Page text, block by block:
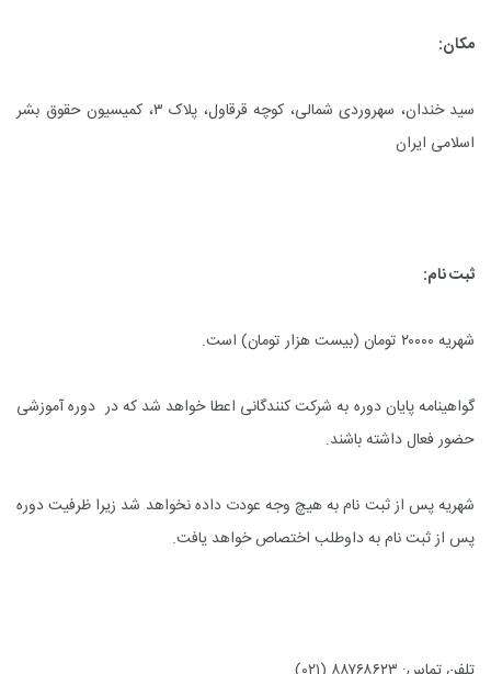
مکان:
سید خندان، سهروردی شمالی، کوچه قرقاول، پلاک ۳، کمیسیون حقوق بشر
اسلامی ایران
ثبت نام:
شهریه ۲۰۰۰۰ تومان (بیست هزار تومان) است.
گواهینامه پایان دوره به شرکت کنندگانی اعطا خواهد شد که در دوره آموزشی
حضور فعال داشته باشند.
شهریه پس از ثبت نام به هیچ وجه عودت داده نخواهد شد زیرا ظرفیت دوره
پس از ثبت نام به داوطلب اختصاص خواهد یافت.